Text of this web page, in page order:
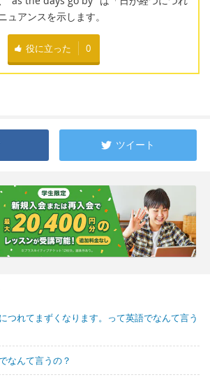
ュアンスを示します。
役に立った 0
ツイート
つれてまずくなります。って英語でなんて言う
なんて言うの？